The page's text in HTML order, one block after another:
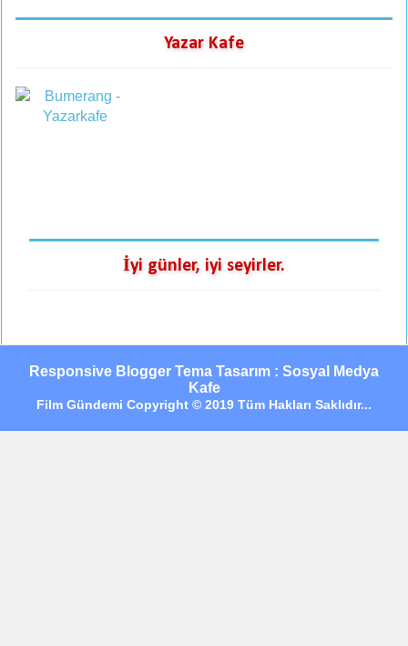
Yazar Kafe
İyi günler, iyi seyirler.
Responsive Blogger Tema Tasarım : Sosyal Medya
Kafe
Film Gündemi Copyright © 2019 Tüm Hakları Saklıdır...